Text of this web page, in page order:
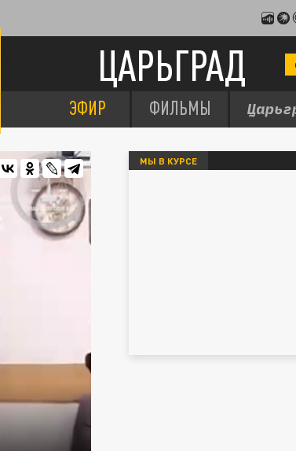
ЦАРЬГРАД
ЭФИР ФИЛЬМЫ
МЫ В КУРСЕ